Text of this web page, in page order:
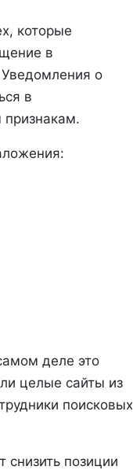
которые
в
о
в
признакам.
деле это
целые сайты из
поисковых
позиции